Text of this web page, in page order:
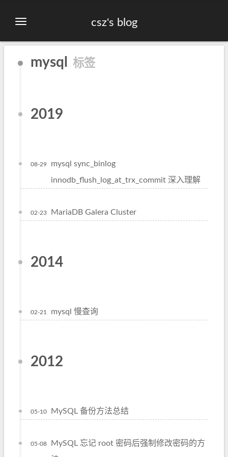
csz's blog
mysql 标签
2019
mysql sync_binlog
innodb_flush_log_at_trx_commit 深入理解
08-29
MariaDB Galera Cluster
02-23
2014
mysql 慢查询
02-21
2012
MySQL 备份方法总结
05-10
MySQL 忘记 root 密码后强制修改密码的方
05-08